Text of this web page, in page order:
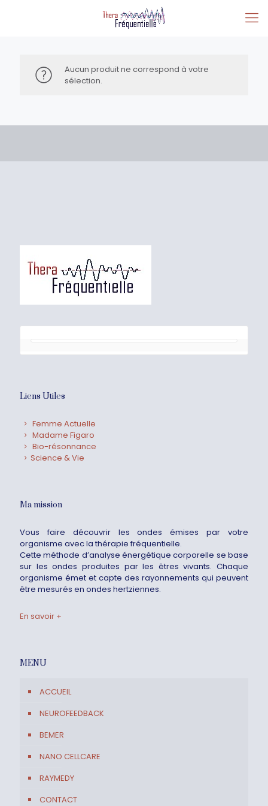
Aucun produit ne correspond à votre
sélection.
Liens Utiles
Femme Actuelle
Madame Figaro
Bio-résonnance
Science & Vie
Ma mission
Vous faire découvrir les ondes émises par votre
organisme avec la thérapie fréquentielle.
Cette méthode d’analyse énergétique corporelle se base
sur les ondes produites par les êtres vivants. Chaque
organisme émet et capte des rayonnements qui peuvent
être mesurés en ondes hertziennes.
En savoir +
MENU
ACCUEIL
NEUROFEEDBACK
BEMER
NANO CELLCARE
RAYMEDY
CONTACT